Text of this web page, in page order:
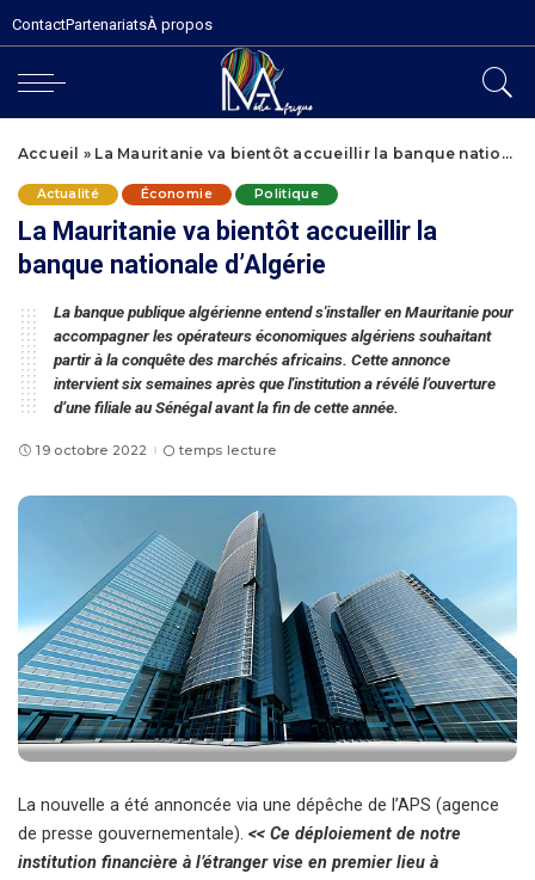
ContactPartenariatsÀ propos
Accueil » La Mauritanie va bientôt accueillir la banque nationale d’Algérie
Actualité Économie Politique
La Mauritanie va bientôt accueillir la
banque nationale d’Algérie
La banque publique algérienne entend s'installer en Mauritanie pour
accompagner les opérateurs économiques algériens souhaitant
partir à la conquête des marchés africains. Cette annonce
intervient six semaines après que l'institution a révélé l’ouverture
d’une filiale au Sénégal avant la fin de cette année.
19 octobre 2022 temps lecture
La nouvelle a été annoncée via une dépêche de l’APS (agence
de presse gouvernementale). << Ce déploiement de notre
institution financière à l’étranger vise en premier lieu à